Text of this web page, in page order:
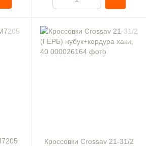
Кроссовки Crossav 21-31/2